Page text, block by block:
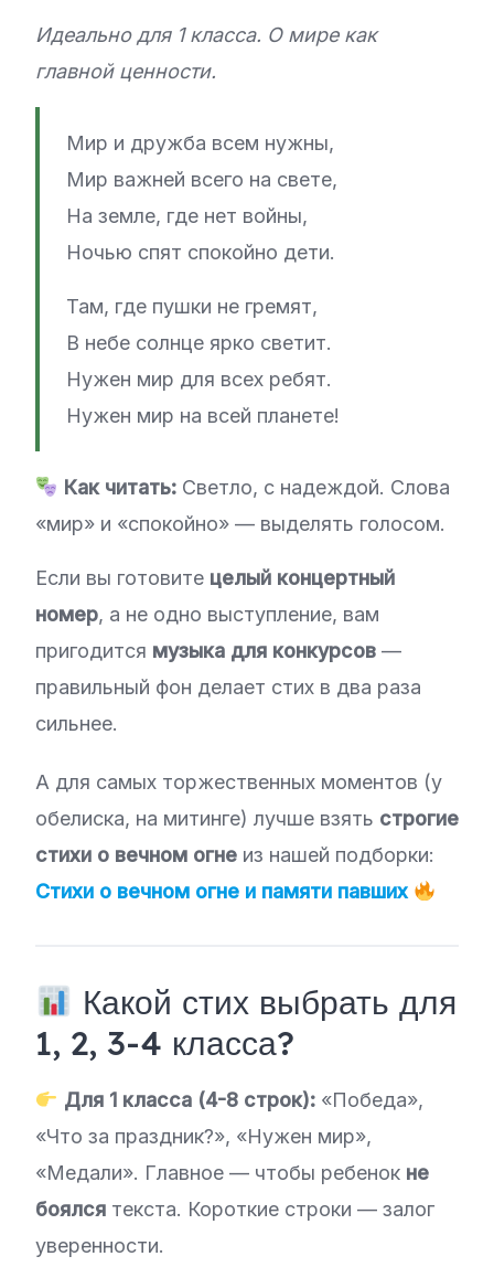
Идеально для 1 класса. О мире как
главной ценности.
Мир и дружба всем нужны,
Мир важней всего на свете,
На земле, где нет войны,
Ночью спят спокойно дети.
Там, где пушки не гремят,
В небе солнце ярко светит.
Нужен мир для всех ребят.
Нужен мир на всей планете!
Как читать:Светло, с надеждой. Слова
«мир» и «спокойно» — выделять голосом.
Если вы готовите целый концертный
номер, а не одно выступление, вам
пригодится музыка для конкурсов —
правильный фон делает стих в два раза
сильнее.
А для самых торжественных моментов (у
обелиска, на митинге) лучше взять строгие
стихи о вечном огне из нашей подборки:
Стихи о вечном огне и памяти павших
Какой стих выбрать для
1, 2, 3-4 класса?
Для 1 класса (4-8 строк):«Победа»,
«Что за праздник?», «Нужен мир»,
«Медали». Главное — чтобы ребенок не
боялся текста. Короткие строки — залог
уверенности.